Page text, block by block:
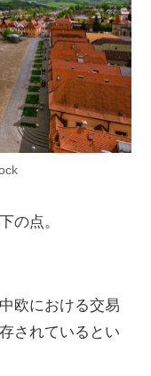
の点。
欧における交易
されているとい